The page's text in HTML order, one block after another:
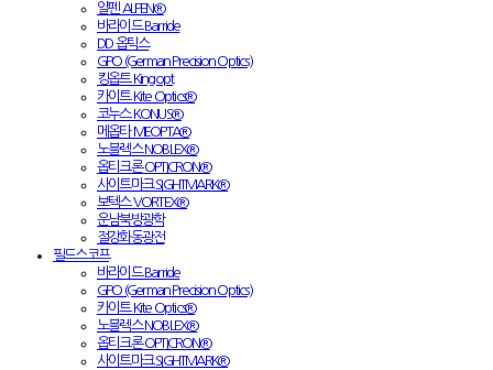
알펜 ALPEN®
바라이드 Barride
DD 옵틱스
GPO (German Precision Optics)
킹옵트 Kingopt
카이트 Kite Optics®
코누스 KONUS®
메옵타 MEOPTA®
노블렉스 NOBLEX®
옵티크론 OPTICRON®
사이트마크 SIGHTMARK®
보텍스 VORTEX®
운남북방광학
절강화동광전
필드스코프
바라이드 Barride
GPO (German Precision Optics)
카이트 Kite Optics®
노블렉스 NOBLEX®
옵티크론 OPTICRON®
사이트마크 SIGHTMARK®